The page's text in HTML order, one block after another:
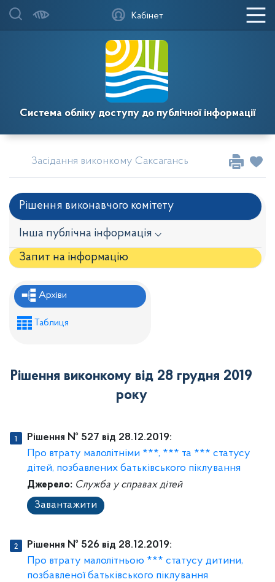
Система обліку доступу до публічної інформації
Кабінет
Засідання виконкому Саксаганської районної у
Рішення виконавчого комітету
Інша публічна інформація ⌵
Запит на iнформацію
Рішення районної ради
Рішення виконавчого комітету
Розпорядження районного голови
Проекти рішень районної ради
Проєкти рішень виконавчого комітету
Архіви
Таблиця
Рішення виконкому від 28 грудня 2019
року
Рішення № 527 від 28.12.2019:
Про втрату малолітніми ***, *** та *** статусу
дітей, позбавлених батьківського піклування
Джерело: Служба у справах дітей
Завантажити
Рішення № 526 від 28.12.2019:
Про втрату малолітньою *** статусу дитини,
позбавленої батьківського піклування